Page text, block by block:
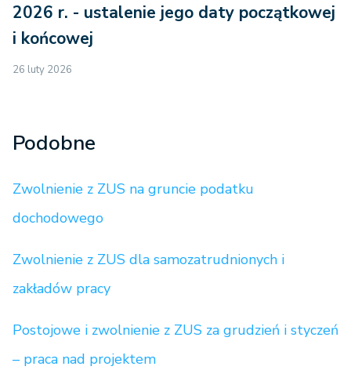
2026 r. - ustalenie jego daty początkowej
i końcowej
26 luty 2026
Podobne
Zwolnienie z ZUS na gruncie podatku
dochodowego
Zwolnienie z ZUS dla samozatrudnionych i
zakładów pracy
Postojowe i zwolnienie z ZUS za grudzień i styczeń
– praca nad projektem